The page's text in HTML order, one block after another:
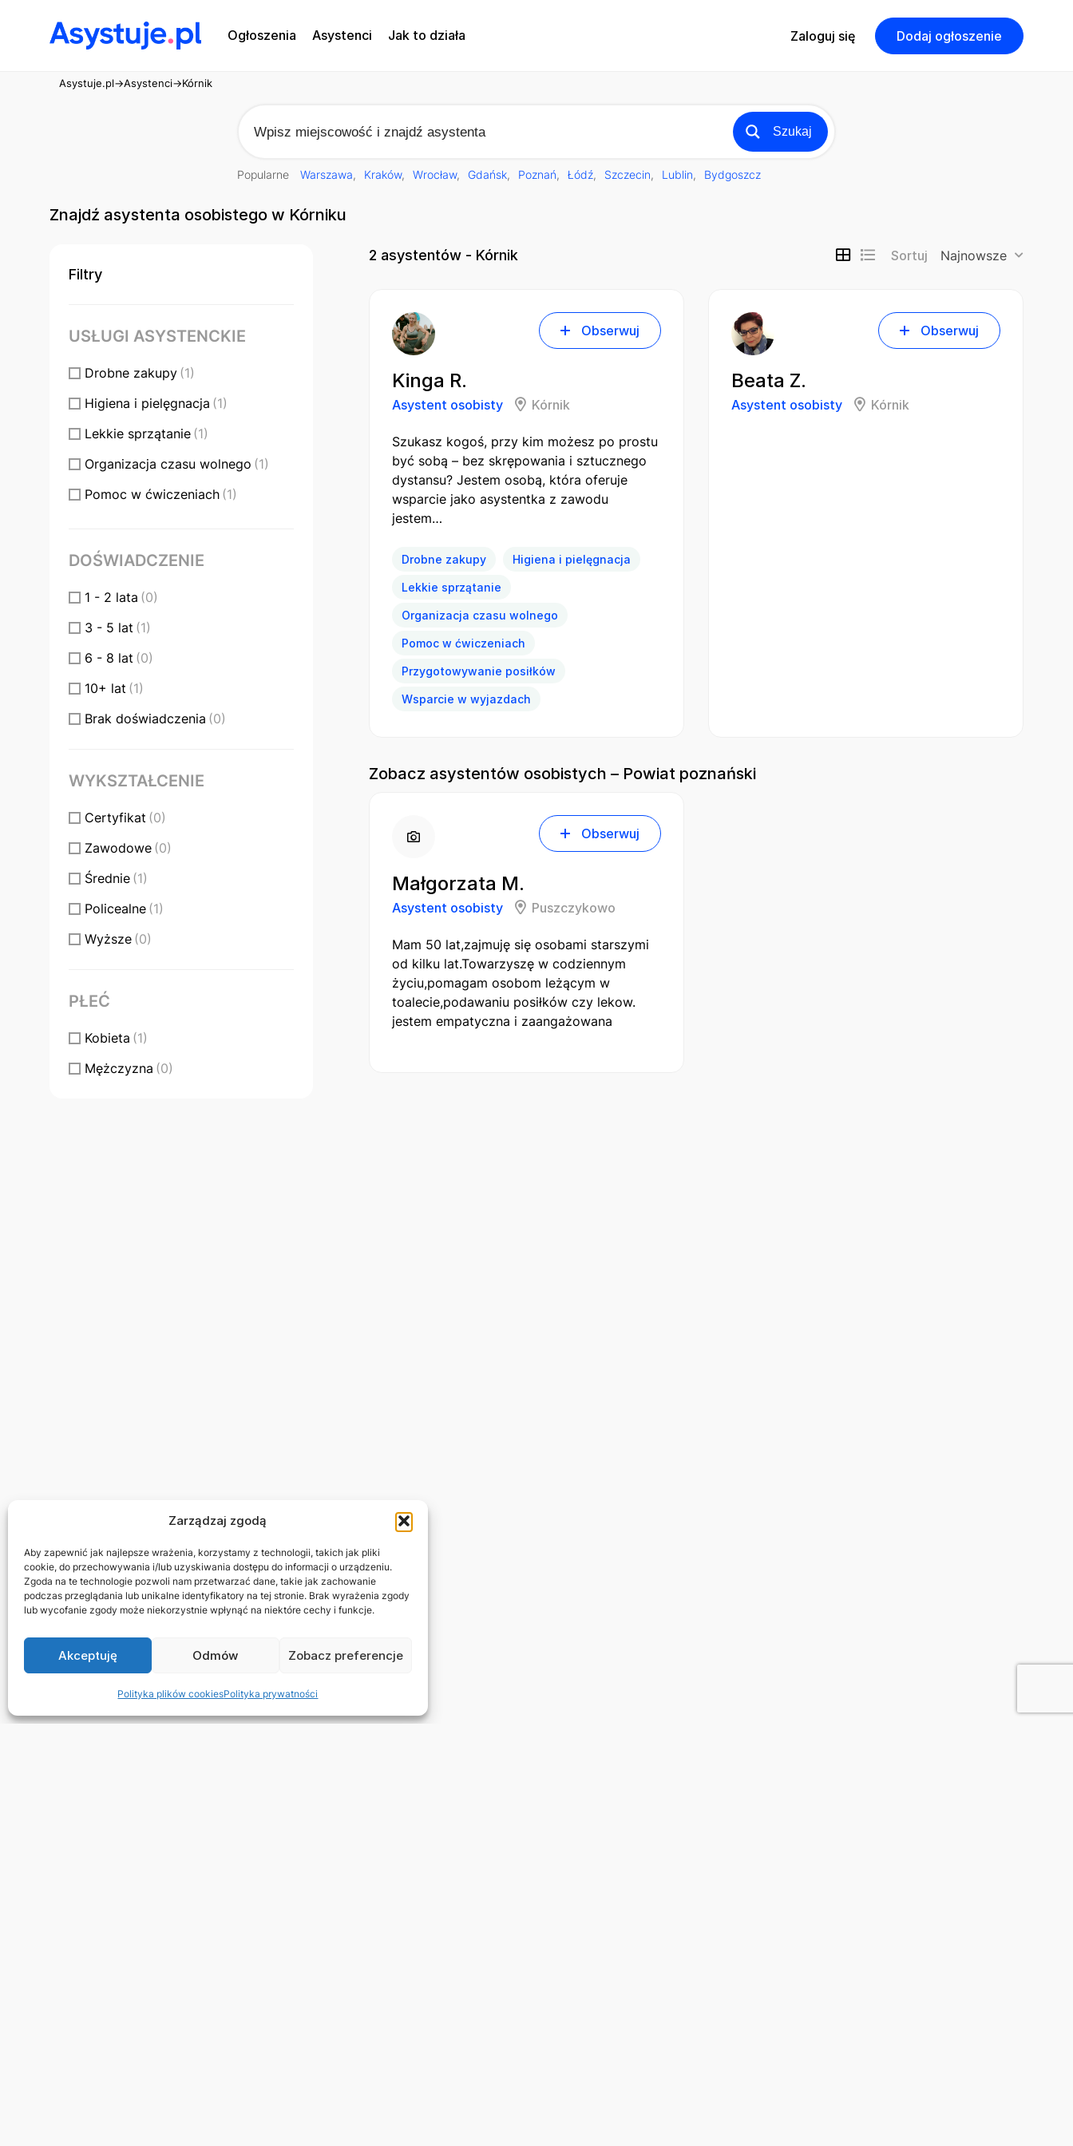
Zarządzaj zgodą
Aby zapewnić jak najlepsze wrażenia, korzystamy z technologii, takich jak pliki
cookie, do przechowywania i/lub uzyskiwania dostępu do informacji o urządzeniu.
Zgoda na te technologie pozwoli nam przetwarzać dane, takie jak zachowanie
podczas przeglądania lub unikalne identyfikatory na tej stronie. Brak wyrażenia zgody
lub wycofanie zgody może niekorzystnie wpłynąć na niektóre cechy i funkcje.
Akceptuję Odmów Zobacz preferencje
Polityka plików cookiesPolityka prywatności
Ogłoszenia Asystenci Jak to działa Zaloguj się Dodaj ogłoszenie
Asystuje.pl→Asystenci→Kórnik
Szukaj
Popularne Warszawa Kraków Wrocław Gdańsk Poznań Łódź Szczecin Lublin Bydgoszcz
Znajdź asystenta osobistego w Kórniku
Filtry
USŁUGI ASYSTENCKIE
Drobne zakupy (1)
Higiena i pielęgnacja (1)
Lekkie sprzątanie (1)
Organizacja czasu wolnego (1)
Pomoc w ćwiczeniach (1)
Wsparcie w wyjazdach
DOŚWIADCZENIE
1 - 2 lata (0)
3 - 5 lat (1)
6 - 8 lat (0)
10+ lat (1)
Brak doświadczenia (0)
WYKSZTAŁCENIE
Certyfikat (0)
Zawodowe (0)
Średnie (1)
Policealne (1)
Wyższe (0)
PŁEĆ
Kobieta (1)
Mężczyzna (0)
2 asystentów - Kórnik Sortuj Najnowsze
Obserwuj
Kinga R.
Asystent osobisty Kórnik
Szukasz kogoś, przy kim możesz po prostu
być sobą – bez skrępowania i sztucznego
dystansu? Jestem osobą, która oferuje
wsparcie jako asystentka z zawodu
jestem…
Drobne zakupy Higiena i pielęgnacja
Lekkie sprzątanie
Organizacja czasu wolnego
Pomoc w ćwiczeniach
Przygotowywanie posiłków
Wsparcie w wyjazdach
Obserwuj
Beata Z.
Asystent osobisty Kórnik
Zobacz asystentów osobistych – Powiat poznański
Obserwuj
Małgorzata M.
Asystent osobisty Puszczykowo
Mam 50 lat,zajmuję się osobami starszymi
od kilku lat.Towarzyszę w codziennym
życiu,pomagam osobom leżącym w
toalecie,podawaniu posiłków czy lekow.
jestem empatyczna i zaangażowana